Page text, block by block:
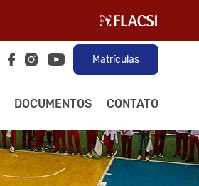
Matrículas
DOCUMENTOS CONTATO